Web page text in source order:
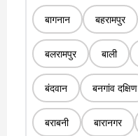
बागनान बहरामपुर
बलरामपुर बाली
बंदवान बनगांव दक्षिण
बराबनी बारानगर